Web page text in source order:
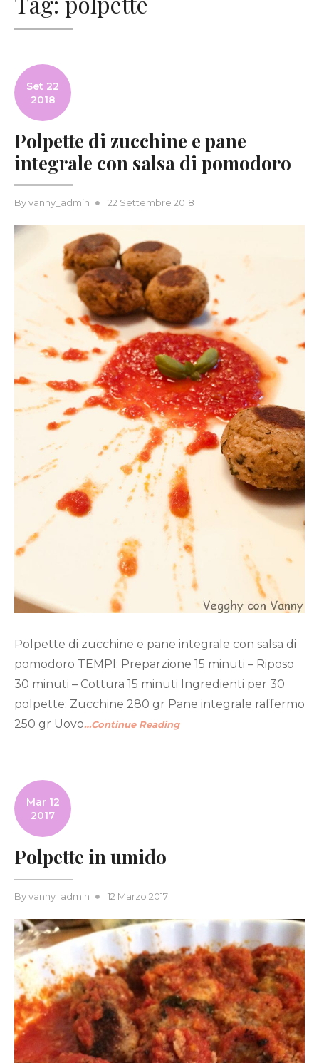
Set 22
2018
Polpette di zucchine e pane
integrale con salsa di pomodoro
Byvanny_admin
Posted
22 Settembre 2018
Polpette di zucchine e pane integrale con salsa di
pomodoro TEMPI: Preparzione 15 minuti – Riposo
30 minuti – Cottura 15 minuti Ingredienti per 30
polpette: Zucchine 280 gr Pane integrale raffermo
250 gr Uovo…Continue Reading
Mar 12
2017
Polpette in umido
Byvanny_admin
Posted
12 Marzo 2017